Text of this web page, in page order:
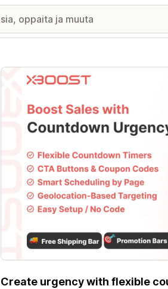
Esittelykuvagalleria
Create urgency with flexible